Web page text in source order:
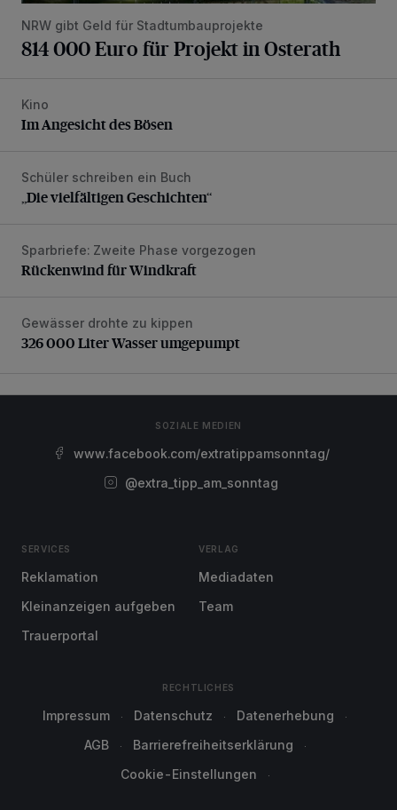
NRW gibt Geld für Stadtumbauprojekte
814 000 Euro für Projekt in Osterath
Im Angesicht des Bösen
Kino
Im Angesicht des Bösen
„Die vielfältigen Geschichten“
Schüler schreiben ein Buch
„Die vielfältigen Geschichten“
Rückenwind für Windkraft
Sparbriefe: Zweite Phase vorgezogen
Rückenwind für Windkraft
326 000 Liter Wasser umgepumpt
Gewässer drohte zu kippen
326 000 Liter Wasser umgepumpt
SOZIALE MEDIEN
www.facebook.com/extratippamsonntag/
@extra_tipp_am_sonntag
SERVICES
Reklamation
Kleinanzeigen aufgeben
Trauerportal
VERLAG
Mediadaten
Team
RECHTLICHES
Impressum Datenschutz
Datenerhebung
AGB
Barrierefreiheitserklärung
Cookie-Einstellungen